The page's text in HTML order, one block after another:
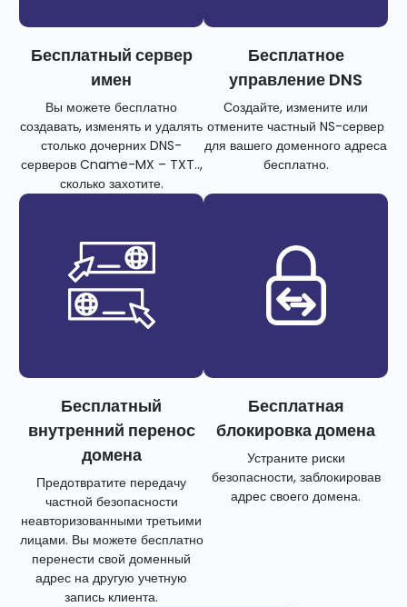
Бесплатный сервер
имен
Вы можете бесплатно
создавать, изменять и удалять
столько дочерних DNS-
серверов Cname-MX – TXT..,
сколько захотите.
Бесплатное
управление DNS
Создайте, измените или
отмените частный NS-сервер
для вашего доменного адреса
бесплатно.
Бесплатный
внутренний перенос
домена
Предотвратите передачу
частной безопасности
неавторизованными третьими
лицами. Вы можете бесплатно
перенести свой доменный
адрес на другую учетную
запись клиента.
Бесплатная
блокировка домена
Устраните риски
безопасности, заблокировав
адрес своего домена.